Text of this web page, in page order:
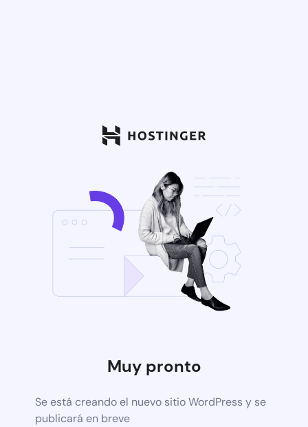
Muy pronto
Se está creando el nuevo sitio WordPress y se
publicará en breve